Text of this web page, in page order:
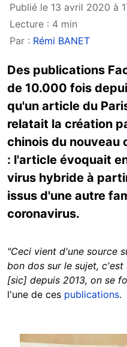
Publié le 13 avril 2020 à
Lecture : 4 min
Par : Rémi BANET
Des publications
de 10.000 fois
qu'un article du
relatait la création
chinois du nouveau
: l'article évoquait
virus hybride à
issus d'une autre
coronavirus.
"Ceci vient d'une source
bon dos sur le sujet,
[sic] depuis 2013, on se
l'une de ces publications.
Image